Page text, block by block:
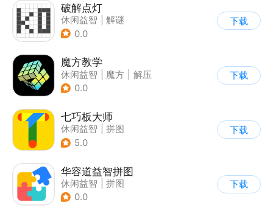
破解点灯
休闲益智
解谜
0.0
下载
魔方教学
休闲益智 魔方
解压
| 学习教育
0.0
下载
七巧板大师
休闲益智
拼图
5.0
下载
华容道益智拼图
休闲益智
拼图
0.0
下载